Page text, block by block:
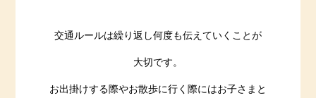
交通ルールは繰り返し何度も伝えていくことが
大切です。
お出掛けする際やお散歩に行く際にはお子さまと